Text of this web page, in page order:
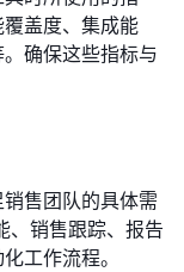
盖度、集成能
确保这些指标与
售团队的具体需
、销售跟踪、报告
工作流程。